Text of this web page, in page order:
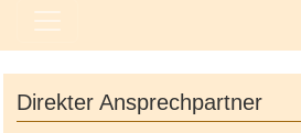
Direkter Ansprechpartner